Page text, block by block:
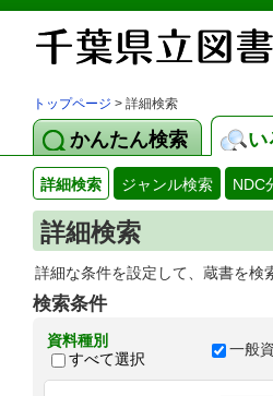
トップページ > 詳細検索
かんたん検索 い
詳細検索 ジャンル検索 NDC
詳細検索
詳細な条件を設定して、蔵書を検
検索条件
資料種別
すべて選択
一般